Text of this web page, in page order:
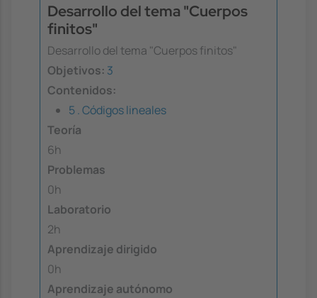
Desarrollo del tema "Cuerpos
finitos"
Desarrollo del tema "Cuerpos finitos"
Objetivos: 3
Contenidos:
5 . Códigos lineales
Teoría
6h
Problemas
0h
Laboratorio
2h
Aprendizaje dirigido
0h
Aprendizaje autónomo